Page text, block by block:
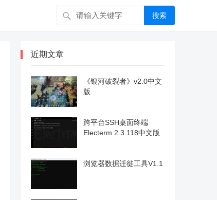
搜索
近期文章
《银河破裂者》v2.0中文
版
跨平台SSH桌面终端
Electerm 2.3.118中文版
浏览器数据迁徙工具V1.1